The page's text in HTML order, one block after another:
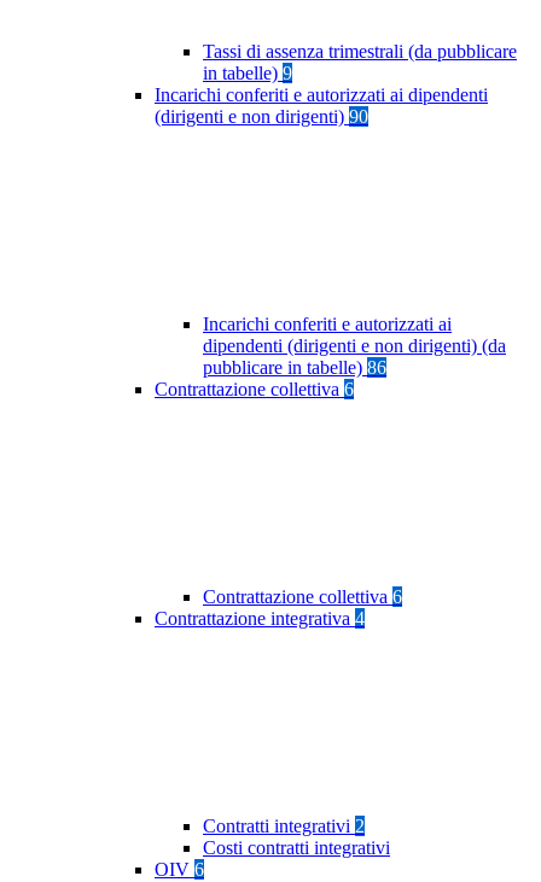
Tassi di assenza trimestrali (da pubblicare
in tabelle) 9
Incarichi conferiti e autorizzati ai dipendenti
(dirigenti e non dirigenti) 90
Incarichi conferiti e autorizzati ai
dipendenti (dirigenti e non dirigenti) (da
pubblicare in tabelle) 86
Contrattazione collettiva 6
Contrattazione collettiva 6
Contrattazione integrativa 4
Contratti integrativi 2
Costi contratti integrativi
OIV 6